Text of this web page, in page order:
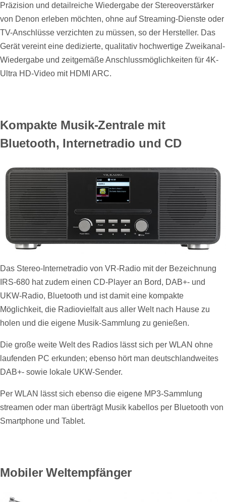
Präzision und detailreiche Wiedergabe der Stereoverstärker
von Denon erleben möchten, ohne auf Streaming-Dienste oder
TV-Anschlüsse verzichten zu müssen, so der Hersteller. Das
Gerät vereint eine dedizierte, qualitativ hochwertige Zweikanal-
Wiedergabe und zeitgemäße Anschlussmöglichkeiten für 4K-
Ultra HD-Video mit HDMI ARC.
Kompakte Musik-Zentrale mit
Bluetooth, Internetradio und CD
Das Stereo-Internetradio von VR-Radio mit der Bezeichnung
IRS-680 hat zudem einen CD-Player an Bord, DAB+- und
UKW-Radio, Bluetooth und ist damit eine kompakte
Möglichkeit, die Radiovielfalt aus aller Welt nach Hause zu
holen und die eigene Musik-Sammlung zu genießen.
Die große weite Welt des Radios lässt sich per WLAN ohne
laufenden PC erkunden; ebenso hört man deutschlandweites
DAB+- sowie lokale UKW-Sender.
Per WLAN lässt sich ebenso die eigene MP3-Sammlung
streamen oder man überträgt Musik kabellos per Bluetooth von
Smartphone und Tablet.
Mobiler Weltempfänger